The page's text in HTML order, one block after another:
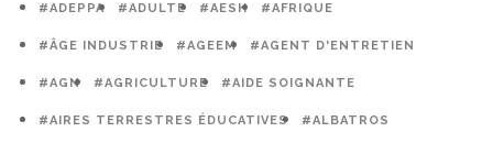
#ADEPPA #ADULTE #AESH #AFRIQUE
#ÂGE INDUSTRIE #AGEEM #AGENT D'ENTRETIEN
#AGN #AGRICULTURE #AIDE SOIGNANTE
#AIRES TERRESTRES ÉDUCATIVES #ALBATROS